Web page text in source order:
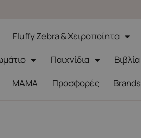
Fluffy Zebra & Χειροποίητα
Παιχνίδια Βιβλία
ΜΑΜΑ
Προσφορές Brands